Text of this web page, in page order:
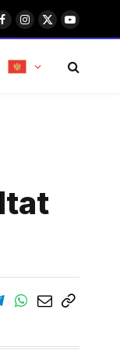
Facebook
Instagram
X
(Twitter)
YouTube